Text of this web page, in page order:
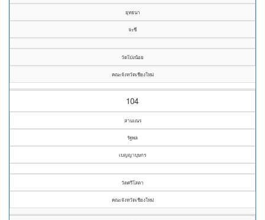
ยุทธนา
จะชี
วัดโป่งน้อย
คณะจังหวัดเชียงใหม่
104
สามเณร
รัฐพล
เบญญาบุษกร
วัดศรีโสดา
คณะจังหวัดเชียงใหม่